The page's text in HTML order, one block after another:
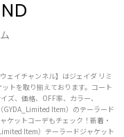
ェイチャンネル】はジェイダ リミ
トを取り揃えております。コート
ズ、価格、OFF率、カラー、
GYDA_Limited Item）のテーラード
ケットコーデもチェック！新着・
Item）テーラードジャケット